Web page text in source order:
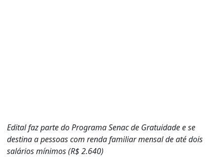
Edital faz parte do Programa Senac de Gratuidade e se
destina a pessoas com renda familiar mensal de até dois
salários mínimos (R$ 2.640)